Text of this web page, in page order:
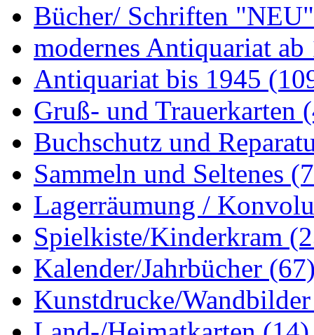
Bücher/ Schriften
modernes Antiquariat
Antiquariat bis 1945
Gruß- und Trauerkarten
Buchschutz und
Sammeln und Seltenes
Lagerräumung /
Spielkiste/Kinderkram
Kalender/Jahrbücher
Kunstdrucke/